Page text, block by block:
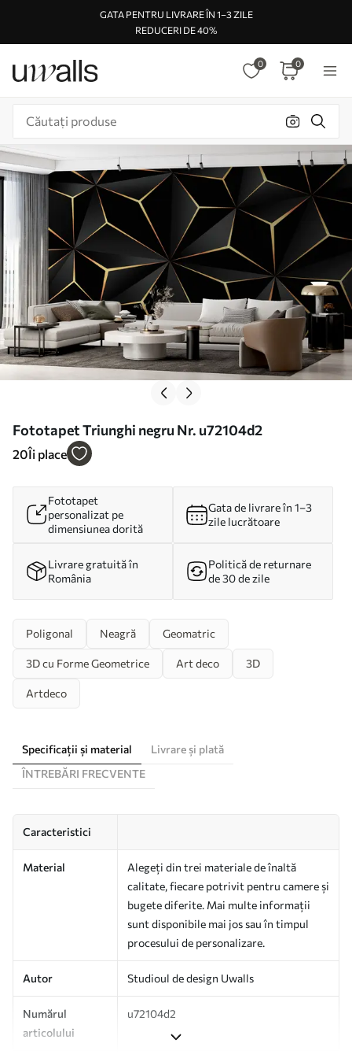
GATA PENTRU LIVRARE ÎN 1–3 ZILE
REDUCERI DE 40%
0 0
Fototapet Triunghi negru Nr. u72104d2
20Îi place
Fototapet
personalizat pe
dimensiunea dorită
Gata de livrare în 1–3
zile lucrătoare
Livrare gratuită în
România
Politică de returnare
de 30 de zile
Poligonal Neagră Geomatric
3D cu Forme Geometrice Art deco 3D
Artdeco
Specificații și material
Livrare și plată
ÎNTREBĂRI FRECVENTE
Caracteristici
Material
Alegeți din trei materiale de înaltă
calitate, fiecare potrivit pentru camere și
bugete diferite. Mai multe informații
sunt disponibile mai jos sau în timpul
procesului de personalizare.
Autor Studioul de design Uwalls
Numărul
articolului
u72104d2